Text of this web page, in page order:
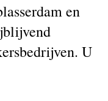
en
U